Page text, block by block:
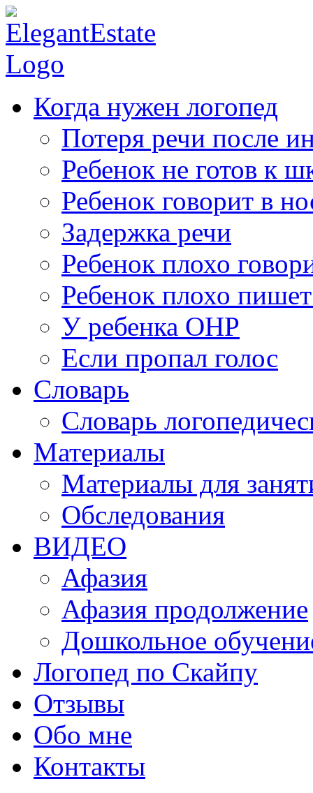
Когда нужен логопед
Потеря речи после
Ребенок не готов к
Ребенок говорит в
Задержка речи
Ребенок плохо
Ребенок плохо
У ребенка ОНР
Если пропал голос
Словарь
Словарь
Материалы
Материалы для
Обследования
ВИДЕО
Афазия
Афазия продолжение
Дошкольное
Логопед по Скайпу
Отзывы
Обо мне
Контакты